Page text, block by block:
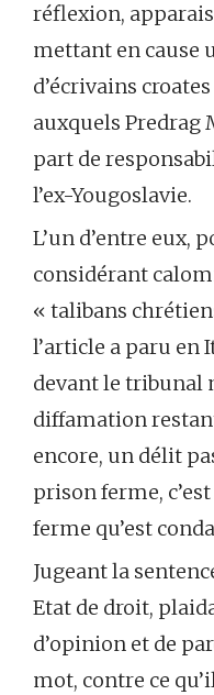
réflexion,
mettant en cause
d’écrivains
auxquels Predrag
part de
l’ex-Yougoslavie.
L’un d’entre eux,
considérant
« talibans
l’article a paru en
devant le tribunal
diffamation
encore, un délit
prison ferme,
ferme qu’est
Jugeant la
Etat de droit,
d’opinion et de
mot, contre ce